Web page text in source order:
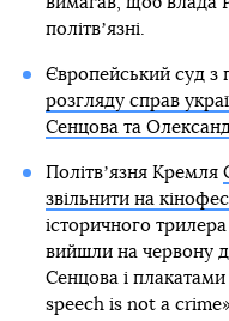
політвʼязні.
Європейський суд з
розгляду справ
Сенцова та
Політвʼязня Кремля
звільнити на
історичного
вийшли на червону
Сенцова і
speech is not a